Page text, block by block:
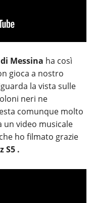
Messina ha così
gioca a nostro
la vista sulle
neri ne
comunque molto
un video musicale
ho filmato grazie
S5 .